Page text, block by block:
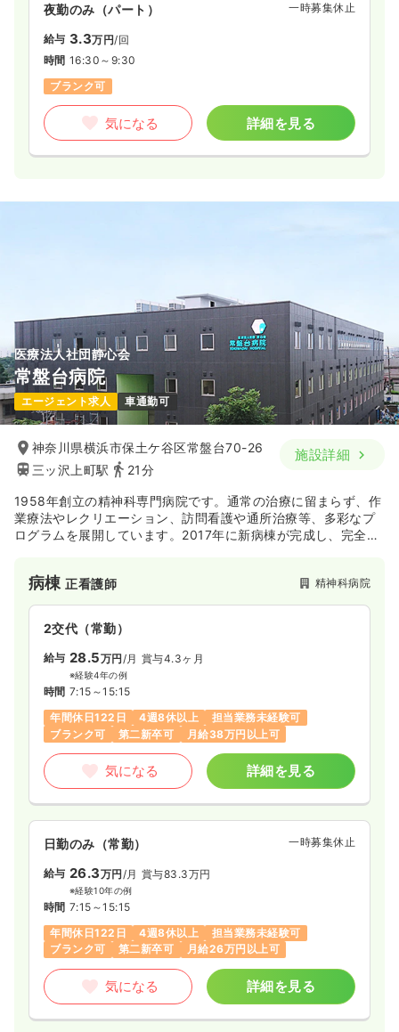
日勤のみ（パート）
給与 お問い合わせください
ブランク可
気になる 詳細を見る
第二新卒可 月給29万円以上可
気になる 詳細を見る
夜勤のみ（常勤） 一時募集休止
給与 37.5万円〜/月 賞与3.7ヶ月
※経験3年の例
時間 16:30～9:00
（休憩150分）
4週8休以上
第二新卒可 月給38万円以上可
気になる 詳細を見る
夜勤のみ（パート） 一時募集休止
給与 3.3万円/回
時間 16:30～9:30
ブランク可
気になる 詳細を見る
医療法人社団静心会
常盤台病院
エージェント求人 車通勤可
神奈川県横浜市保土ケ谷区常盤台70-26
三ッ沢上町駅
21分
施設詳細
1958年創立の精神科専門病院です。通常の治療に留まらず、作
業療法やレクリエーション、訪問看護や通所治療等、多彩なプ
ログラムを展開しています。2017年に新病棟が完成し、完全に
病棟正看護師 精神科病院
2交代（常勤）
給与 28.5万円/月 賞与4.3ヶ月
※経験4年の例
時間 7:15～15:15
年間休日122日
4週8休以上
担当業務未経験可
ブランク可
第二新卒可 月給38万円以上可
気になる 詳細を見る
日勤のみ（常勤） 一時募集休止
給与 26.3万円 /月 賞与83.3万円
※経験10年の例
時間 7:15～15:15
年間休日122日
4週8休以上
担当業務未経験可
ブランク可
第二新卒可 月給26万円以上可
気になる 詳細を見る